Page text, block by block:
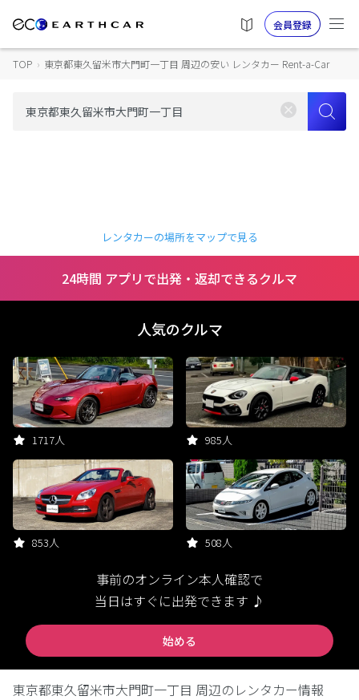
会員登録
TOP › 東京都東久留米市大門町一丁目 周辺の安い レンタカー Rent-a-Car
レンタカーの場所をマップで見る
24時間 アプリで出発・返却できるクルマ
人気のクルマ
1717人 985人
853人 508人
事前のオンライン本人確認で
当日はすぐに出発できます ♪
始める
東京都東久留米市大門町一丁目 周辺のレンタカー情報